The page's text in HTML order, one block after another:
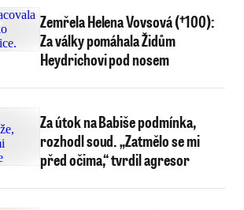
Zemřela Helena Vovsová (†100):
Za války pomáhala Židům
Heydrichovi pod nosem
Za útok na Babiše podmínka,
rozhodl soud. „Zatmělo se mi
před očima,“ tvrdil agresor